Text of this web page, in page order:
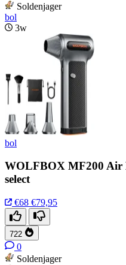
Soldenjager
bol
3w
bol
WOLFBOX MF200 Air
select
€68 €79,95
722
0
Soldenjager